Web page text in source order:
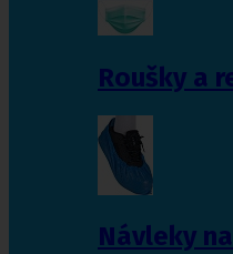
Roušky a
Návleky